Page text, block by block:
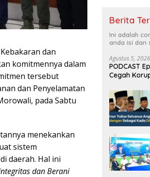
dan
komitmennya dalam
tersebut
dan Penyelamatan
pada Sabtu
menekankan
sistem
daerah. Hal ini
dan Berani
Berita
Ini adalah
anda isi dan
Agustus 5, 2026
PODCAST
Cegah